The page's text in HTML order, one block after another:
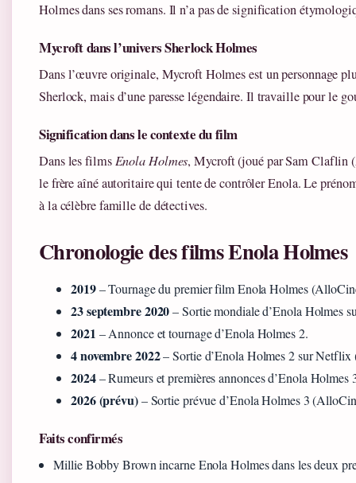
Holmes dans ses romans. Il n’a pas de signification
Mycroft dans l’univers Sherlock Holmes
Dans l’œuvre originale, Mycroft Holmes est un personnage
Sherlock, mais d’une paresse légendaire. Il travaille pour le
Signification dans le contexte du film
Dans les filmsEnola Holmes, Mycroft (joué par Sam Claflin
le frère aîné autoritaire qui tente de contrôler Enola. Le
à la célèbre famille de détectives.
Chronologie des films Enola Holmes
2019– Tournage du premier film Enola Holmes
23 septembre 2020– Sortie mondiale d’Enola Holmes
2021 – Annonce et tournage d’Enola Holmes 2.
4 novembre 2022– Sortie d’Enola Holmes 2 sur
2024– Rumeurs et premières annonces d’Enola Holmes
2026 (prévu)– Sortie prévue d’Enola Holmes 3
Faits confirmés
Millie Bobby Brown incarne Enola Holmes dans les deux